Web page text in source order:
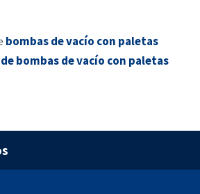
bombas de vacío con paletas
bombas de vacío con paletas